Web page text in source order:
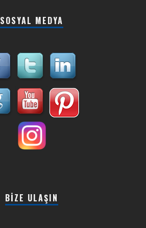
SOSYAL MEDYA
BIZE ULAŞIN